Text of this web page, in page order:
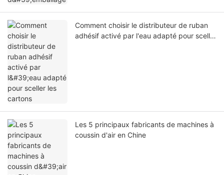
Comment choisir le distributeur de ruban
adhésif activé par l'eau adapté pour sceller
Les 5 principaux fabricants de machines à
coussin d'air en Chine